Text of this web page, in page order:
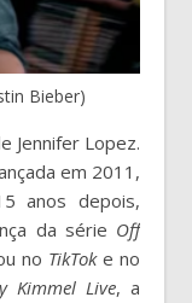
Bieber)
Jennifer Lopez.
em 2011,
anos depois,
da série Off
no TikToke no
Kimmel Live, a